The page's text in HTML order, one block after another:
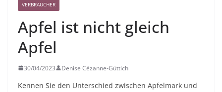
VERBRAUCHER
Apfel ist nicht gleich
Apfel
30/04/2023 Denise Cézanne-Güttich
Kennen Sie den Unterschied zwischen Apfelmark und